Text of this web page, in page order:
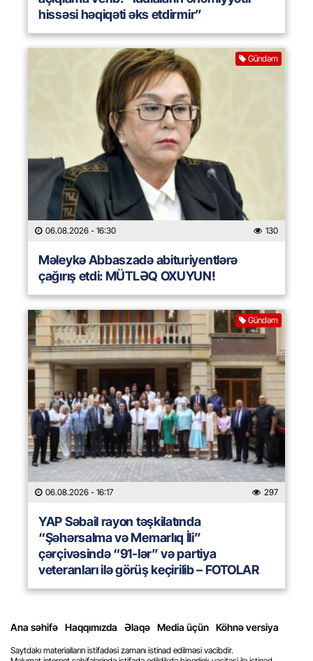
hissəsi həqiqəti əks etdirmir”
Gündəm
06.08.2026 - 16:30 130
Məleykə Abbaszadə abituriyentlərə
çağırış etdi: MÜTLƏQ OXUYUN!
Gündəm
06.08.2026 - 16:17 297
YAP Səbail rayon təşkilatında
“Şəhərsalma və Memarlıq İli”
çərçivəsində “91-lər” və partiya
veteranları ilə görüş keçirilib – FOTOLAR
Ana səhifə Haqqımızda Əlaqə Media üçün Köhnə versiya
Saytdakı materialların istifadəsi zamanı istinad edilməsi vacibdir.